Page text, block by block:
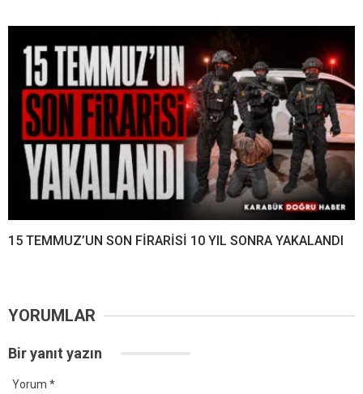
15 TEMMUZ’UN SON FİRARİSİ 10 YIL SONRA YAKALANDI
YORUMLAR
Bir yanıt yazın
Yorum *